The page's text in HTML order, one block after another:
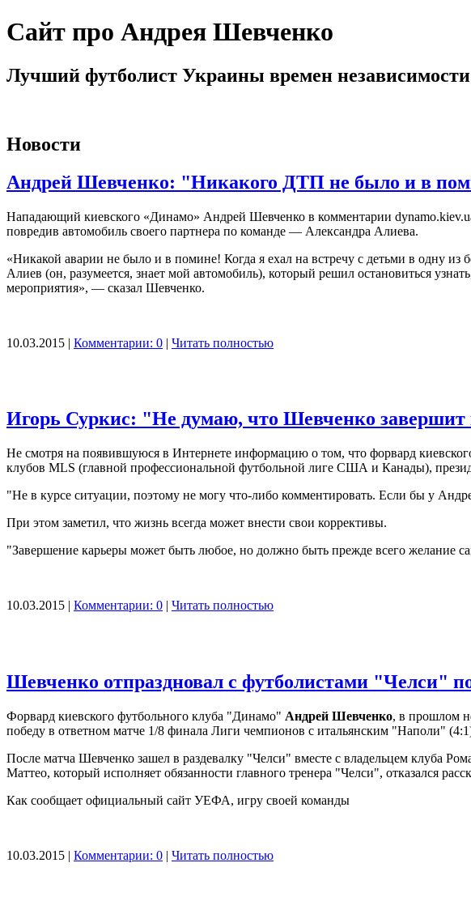
Сайт про Андрея Шевченко
Лучший футболист Украины времен независимости
Новости
Андрей Шевченко: "Никакого ДТП не было и в
Нападающий киевского «Динамо» Андрей Шевченко в комментарии
повредив автомобиль своего партнера по команде — Александра Алиева.
«Никакой аварии не было и в помине! Когда я ехал на встречу с детьми в одну
Алиев (он, разумеется, знает мой автомобиль), который решил остановиться
мероприятия», — сказал Шевченко.
10.03.2015 | Комментарии: 0 | Читать полностью
Игорь Суркис: "Не думаю, что Шевченко
Не смотря на появившуюся в Интернете информацию о том, что форвард
клубов MLS (главной профессиональной футбольной лиге США и Канады),
"Не в курсе ситуации, поэтому не могу что-либо комментировать. Если бы у
При этом заметил, что жизнь всегда может внести свои коррективы.
"Завершение карьеры может быть любое, но должно быть прежде всего желание
10.03.2015 | Комментарии: 0 | Читать полностью
Шевченко отпраздновал с футболистами "Челси"
Форвард киевского футбольного клуба "Динамо" Андрей Шевченко, в прошлом
победу в ответном матче 1/8 финала Лиги чемпионов с итальянским "Наполи"
После матча Шевченко зашел в раздевалку "Челси" вместе с владельцем клуба
Маттео, который исполняет обязанности главного тренера "Челси", отказался
Как сообщает официальный сайт УЕФА, игру своей команды
10.03.2015 | Комментарии: 0 | Читать полностью